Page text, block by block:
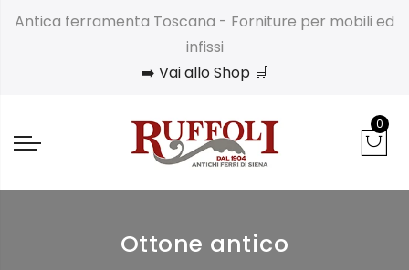
Antica ferramenta Toscana - Forniture per mobili ed
infissi
➡️ Vai allo Shop 🛒
0
Ottone antico